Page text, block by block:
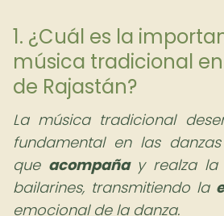
1. ¿Cuál es la
música tradicional
de Rajastán?
La música tradicional
fundamental en las
que acompañay realza la
bailarines, transmitiendo la
emocional de la danza.